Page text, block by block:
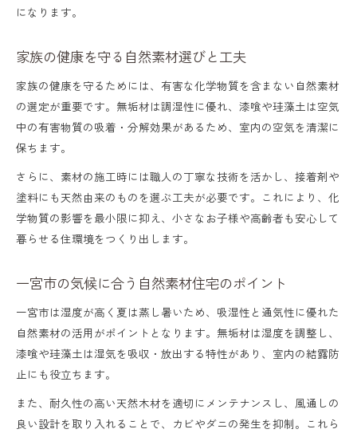
になります。
家族の健康を守る自然素材選びと工夫
家族の健康を守るためには、有害な化学物質を含まない自然素材
の選定が重要です。無垢材は調湿性に優れ、漆喰や珪藻土は空気
中の有害物質の吸着・分解効果があるため、室内の空気を清潔に
保ちます。
さらに、素材の施工時には職人の丁寧な技術を活かし、接着剤や
塗料にも天然由来のものを選ぶ工夫が必要です。これにより、化
学物質の影響を最小限に抑え、小さなお子様や高齢者も安心して
暮らせる住環境をつくり出します。
一宮市の気候に合う自然素材住宅のポイント
一宮市は湿度が高く夏は蒸し暑いため、吸湿性と通気性に優れた
自然素材の活用がポイントとなります。無垢材は湿度を調整し、
漆喰や珪藻土は湿気を吸収・放出する特性があり、室内の結露防
止にも役立ちます。
また、耐久性の高い天然木材を適切にメンテナンスし、風通しの
良い設計を取り入れることで、カビやダニの発生を抑制。これら